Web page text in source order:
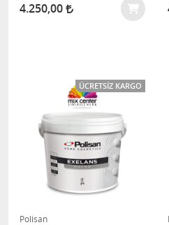
4.250,00
ÜCRETSIZ KARGO
Polisan